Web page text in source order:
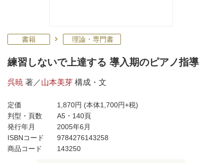
書籍 理論・専門書
練習しないで上達する 導入期のピアノ指導
呉暁 著／山本美芽 構成・文
定価 1,870円 (本体1,700円+税)
判型・頁数
A5・140頁
発行年月
2005年6月
ISBNコード
9784276143258
商品コード
143250